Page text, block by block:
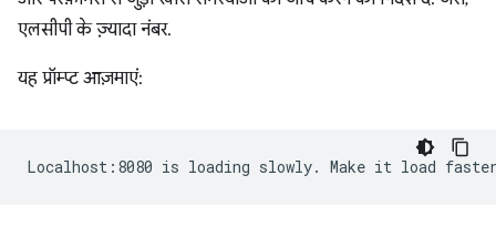
एलसीपी के ज़्यादा नंबर.
यह प्रॉम्प्ट आज़माएं: